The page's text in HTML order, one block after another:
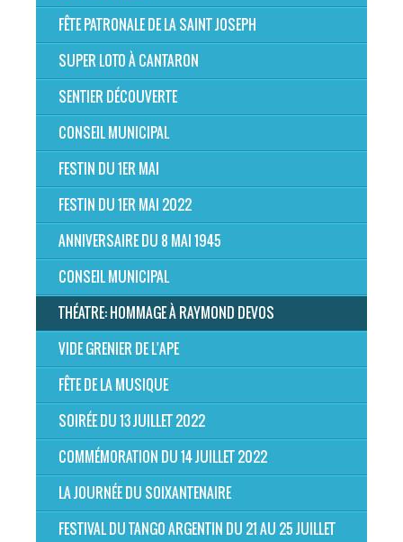
FÊTE PATRONALE DE LA SAINT JOSEPH
SUPER LOTO À CANTARON
SENTIER DÉCOUVERTE
CONSEIL MUNICIPAL
FESTIN DU 1ER MAI
FESTIN DU 1ER MAI 2022
ANNIVERSAIRE DU 8 MAI 1945
CONSEIL MUNICIPAL
THÉATRE: HOMMAGE À RAYMOND DEVOS
VIDE GRENIER DE L'APE
FÊTE DE LA MUSIQUE
SOIRÉE DU 13 JUILLET 2022
COMMÉMORATION DU 14 JUILLET 2022
LA JOURNÉE DU SOIXANTENAIRE
FESTIVAL DU TANGO ARGENTIN DU 21 AU 25 JUILLET